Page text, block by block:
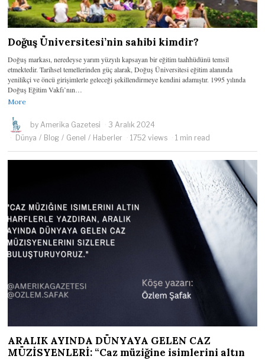
Doğuş Üniversitesi’nin sahibi kimdir?
Doğuş markası, neredeyse yarım yüzyılı kapsayan bir eğitim taahhüdünü temsil
etmektedir. Tarihsel temellerinden güç alarak, Doğuş Üniversitesi eğitim alanında
yenilikçi ve öncü girişimlerle geleceği şekillendirmeye kendini adamıştır. 1995 yılında
Doğuş Eğitim Vakfı’nın…
More
by Amerika Gazetesi
3 Aralık 2024
Dünya / Blog / Genel / Haberler 1752 views 1 min read
ARALIK AYINDA DÜNYAYA GELEN CAZ
MÜZİSYENLERİ: “Caz müziğine isimlerini altın